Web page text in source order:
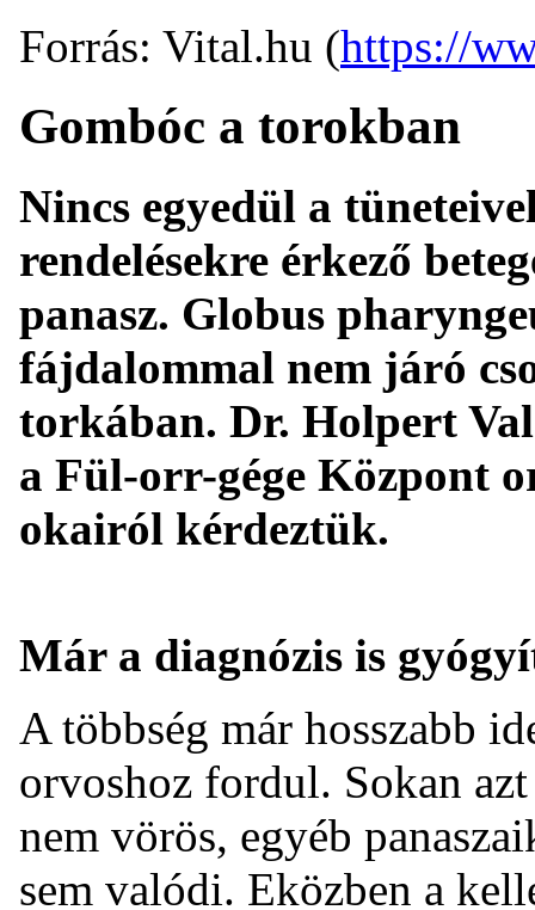
Forrás: Vital.hu (https://
Gombóc a torokban
Nincs egyedül a
rendelésekre érkező
panasz. Globus
fájdalommal nem járó
torkában. Dr. Holpert
a Fül-orr-gége Központ
okairól kérdeztük.
Már a diagnózis is
A többség már hosszabb
orvoshoz fordul. Sokan
nem vörös, egyéb
sem valódi. Eközben a